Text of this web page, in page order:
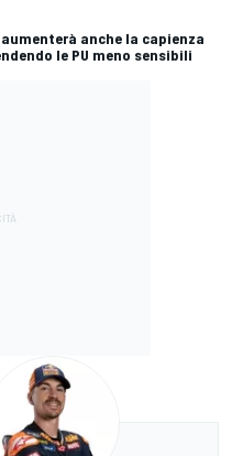
aumenterà anche la capienza
le PU meno sensibili